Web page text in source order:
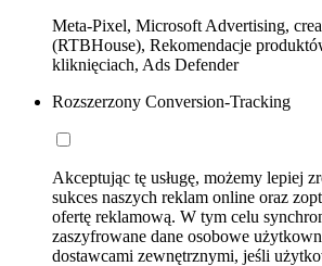
Meta-Pixel, Microsoft Advertising,
(RTBHouse), Rekomendacje
kliknięciach, Ads Defender
Rozszerzony Conversion-Tracking
Akceptując tę usługę, możemy lepiej
sukces naszych reklam online oraz
ofertę reklamową. W tym celu
zaszyfrowane dane osobowe
dostawcami zewnętrznymi, jeśli